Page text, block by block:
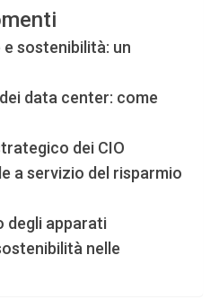
sostenibilità: un
data center: come
dei CIO
a servizio del risparmio
degli apparati
nelle